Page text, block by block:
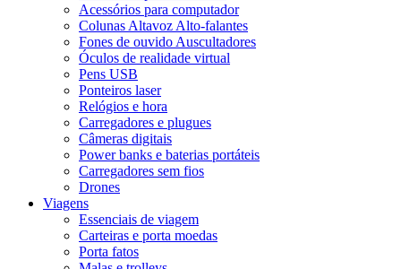
Acessórios para computador
Colunas Altavoz Alto-falantes
Fones de ouvido Auscultadores
Óculos de realidade virtual
Pens USB
Ponteiros laser
Relógios e hora
Carregadores e plugues
Câmeras digitais
Power banks e baterias portáteis
Carregadores sem fios
Drones
Viagens
Essenciais de viagem
Carteiras e porta moedas
Porta fatos